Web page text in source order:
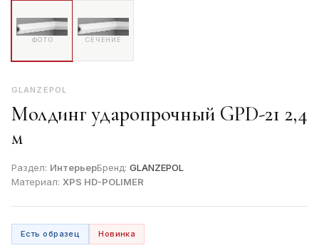
ФОТО СЕЧЕНИЕ
GLANZEPOL
Молдинг ударопрочный GPD-21 2,4
м
Раздел: ИнтерьерБренд: GLANZEPOL
Материал: XPS HD-POLIMER
Есть образец Новинка